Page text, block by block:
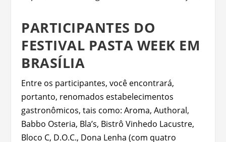
PARTICIPANTES DO
FESTIVAL PASTA WEEK EM
BRASÍLIA
Entre os participantes, você encontrará,
portanto, renomados estabelecimentos
gastronômicos, tais como: Aroma, Authoral,
Babbo Osteria, Bla’s, Bistrô Vinhedo Lacustre,
Bloco C, D.O.C., Dona Lenha (com quatro